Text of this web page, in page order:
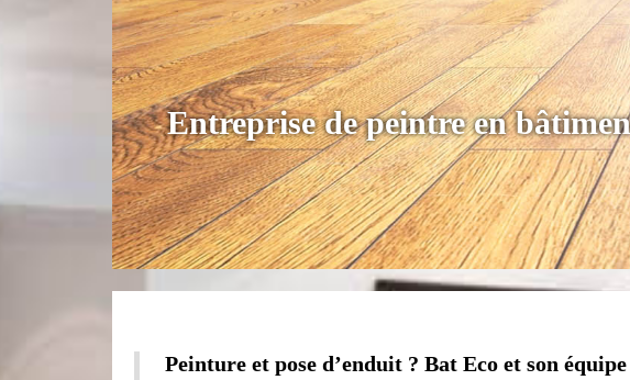
Entreprise de peintre en
Peinture et pose d’enduit ? Bat Eco et son